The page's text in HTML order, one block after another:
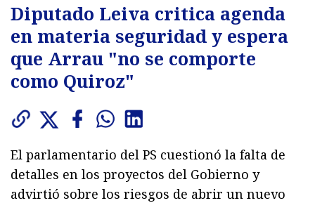
Diputado Leiva critica agenda
en materia seguridad y espera
que Arrau "no se comporte
como Quiroz"
El parlamentario del PS cuestionó la falta de
detalles en los proyectos del Gobierno y
advirtió sobre los riesgos de abrir un nuevo